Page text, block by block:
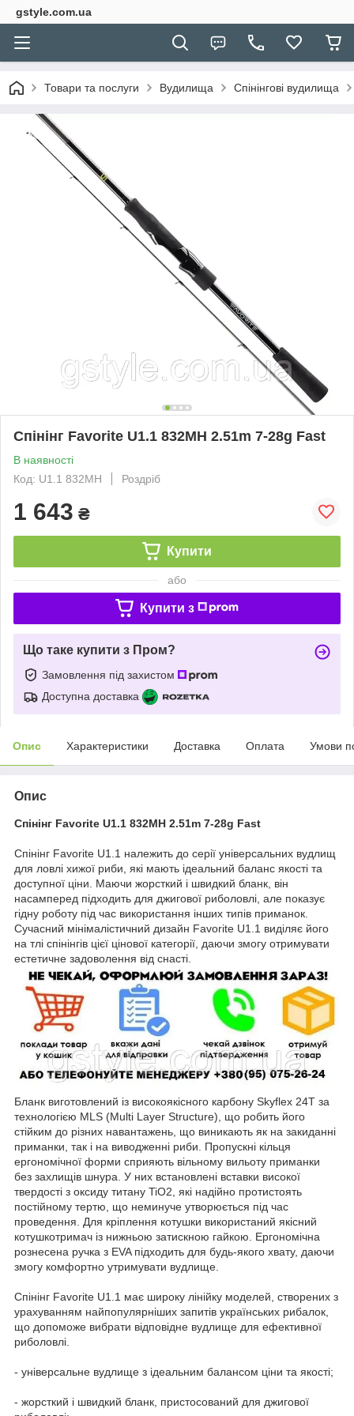
gstyle.com.ua
Товари та послуги Вудилища Спінінгові вудилища
Спінінг Favorite U1.1 832MH 2.51m 7-28g Fast
В наявності
Код: U1.1 832MH
Роздріб
1 643 ₴
Купити
або
Купити з
Що таке купити з Пром?
Замовлення під захистом
Доступна доставка
Опис Характеристики Доставка Оплата Умови
Опис
Спінінг Favorite U1.1 832MH 2.51m 7-28g Fast
Спінінг Favorite U1.1 належить до серії універсальних вудлищ
для ловлі хижої риби, які мають ідеальний баланс якості та
доступної ціни. Маючи жорсткий і швидкий бланк, він
насамперед підходить для джигової риболовлі, але показує
гідну роботу під час використання інших типів приманок.
Сучасний мінімалістичний дизайн Favorite U1.1 виділяє його
на тлі спінінгів цієї цінової категорії, даючи змогу отримувати
естетичне задоволення від снасті.
Бланк виготовлений із високоякісного карбону Skyflex 24T за
технологією MLS (Multi Layer Structure), що робить його
стійким до різних навантажень, що виникають як на закиданні
приманки, так і на виводженні риби. Пропускні кільця
ергономічної форми сприяють вільному вильоту приманки
без захлищів шнура. У них встановлені вставки високої
твердості з оксиду титану TiO2, які надійно протистоять
постійному тертю, що неминуче утворюється під час
проведення. Для кріплення котушки використаний якісний
котушкотримач із нижньою затискною гайкою. Ергономічна
рознесена ручка з EVA підходить для будь-якого хвату, даючи
змогу комфортно утримувати вудлище.
Спінінг Favorite U1.1 має широку лінійку моделей, створених з
урахуванням найпопулярніших запитів українських рибалок,
що допоможе вибрати відповідне вудлище для ефективної
риболовлі.
- універсальне вудлище з ідеальним балансом ціни та якості;
- жорсткий і швидкий бланк, пристосований для джигової